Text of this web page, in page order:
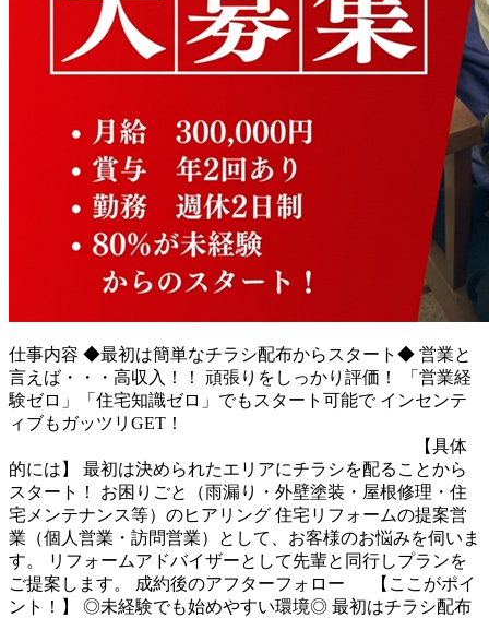
仕事内容 ◆最初は簡単なチラシ配布からスタート◆ 営業と
言えば・・・高収入！！ 頑張りをしっかり評価！ 「営業経
験ゼロ」「住宅知識ゼロ」でもスタート可能で インセンテ
ィブもガッツリGET！
【具体
的には】 最初は決められたエリアにチラシを配ることから
スタート！ お困りごと（雨漏り・外壁塗装・屋根修理・住
宅メンテナンス等）のヒアリング 住宅リフォームの提案営
業（個人営業・訪問営業）として、お客様のお悩みを伺いま
す。 リフォームアドバイザーとして先輩と同行しプランを
ご提案します。 成約後のアフターフォロー 【ここがポイ
ント！】 ◎未経験でも始めやすい環境◎ 最初はチラシ配布